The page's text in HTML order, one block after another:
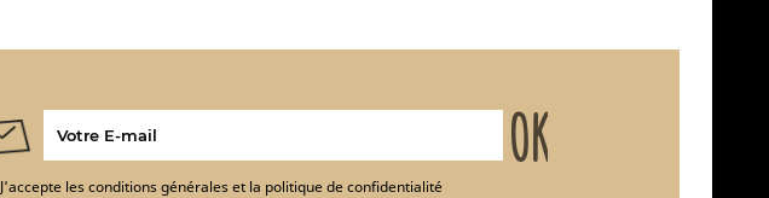
J'accepte les conditions générales et la politique de confidentialité